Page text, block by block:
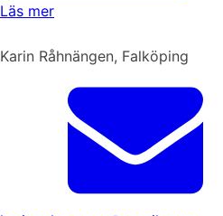
Läs mer
Karin Råhnängen, Falköping